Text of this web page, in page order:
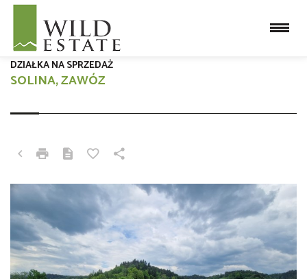
SOLINA, ZAWÓZ
DZIAŁKA NA SPRZEDAŻ